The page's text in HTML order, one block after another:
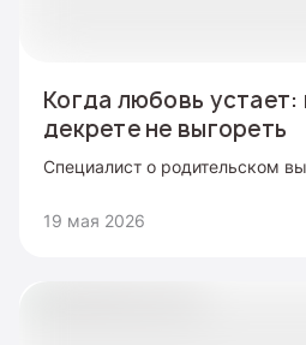
Когда любовь устает:
декрете не выгореть
Специалист о родительском
19 мая 2026